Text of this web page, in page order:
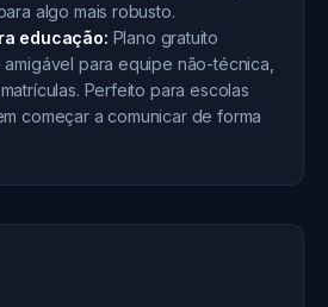
algo mais robusto.
educação: Plano gratuito
para equipe não-técnica,
Perfeito para escolas
começar a comunicar de forma